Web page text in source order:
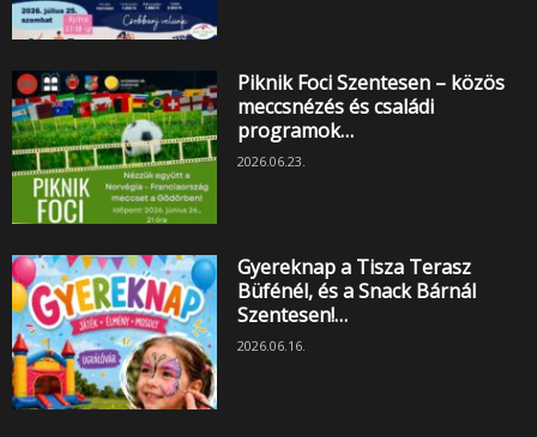
Piknik Foci Szentesen – közös
meccsnézés és családi
programok…
2026.06.23.
Gyereknap a Tisza Terasz
Büfénél, és a Snack Bárnál
Szentesen!…
2026.06.16.